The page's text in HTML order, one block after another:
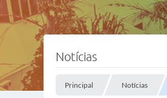
Notícias
Principal Notícias